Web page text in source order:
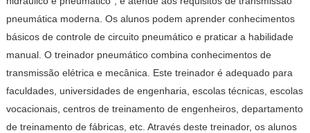
pneumática moderna. Os alunos podem aprender conhecimentos
básicos de controle de circuito pneumático e praticar a habilidade
manual. O treinador pneumático combina conhecimentos de
transmissão elétrica e mecânica. Este treinador é adequado para
faculdades, universidades de engenharia, escolas técnicas, escolas
vocacionais, centros de treinamento de engenheiros, departamento
de treinamento de fábricas, etc. Através deste treinador, os alunos